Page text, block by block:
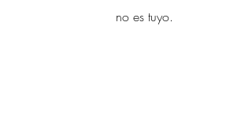
no es tuyo.